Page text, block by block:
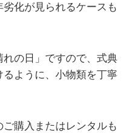
化が見られるケースも
の日」ですので、式典
ように、小物類を丁寧
購入またはレンタルも